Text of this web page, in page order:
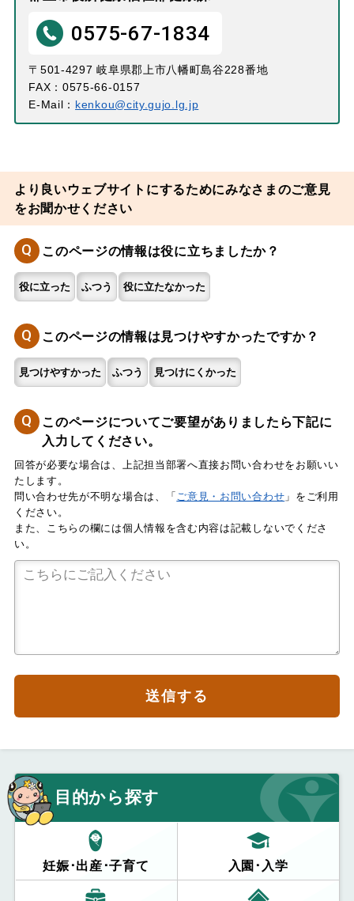
0575-67-1834
〒501-4297 岐阜県郡上市八幡町島谷228番地
FAX：0575-66-0157
E-Mail： kenkou@city.gujo.lg.jp
より良いウェブサイトにするためにみなさまのご意見
をお聞かせください
Q このページの情報は役に立ちましたか？
役に立った ふつう 役に立たなかった
Q このページの情報は見つけやすかったですか？
見つけやすかった ふつう 見つけにくかった
Q
このページについてご要望がありましたら下記に
入力してください。
回答が必要な場合は、上記担当部署へ直接お問い合わせをお願いい
たします。
問い合わせ先が不明な場合は、「 ご意見・お問い合わせ 」をご利用
ください。
また、こちらの欄には個人情報を含む内容は記載しないでくださ
い。
送信する
目的から探す
妊娠･出産･子育て 入園･入学